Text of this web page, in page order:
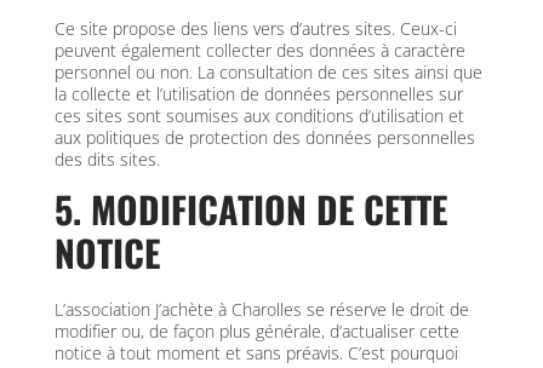
Ce site propose des liens vers d’autres sites. Ceux-ci
peuvent également collecter des données à caractère
personnel ou non. La consultation de ces sites ainsi que
la collecte et l’utilisation de données personnelles sur
ces sites sont soumises aux conditions d’utilisation et
aux politiques de protection des données personnelles
des dits sites.
5. MODIFICATION DE CETTE
NOTICE
L’association J’achète à Charolles se réserve le droit de
modifier ou, de façon plus générale, d’actualiser cette
notice à tout moment et sans préavis. C’est pourquoi